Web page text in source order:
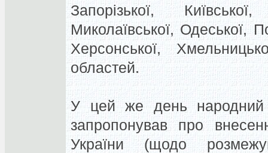
Запорізької,
Миколаївської, Одеської,
Херсонської,
областей.
У цей же день
запропонував про
України (щодо